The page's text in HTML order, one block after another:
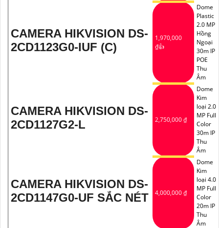
CAMERA HIKVISION DS-
2CD1123G0-IUF (C)
1,970,000
₫👍
Dome
Plastic
2.0 MP
Hồng
Ngoại
30m IP
POE
Thu
Âm
CAMERA HIKVISION DS-
2CD1127G2-L
2,750,000 ₫
Dome
Kim
loại 2.0
MP Full
Color
30m IP
Thu
Âm
CAMERA HIKVISION DS-
2CD1147G0-UF SẮC NÉT
4,000,000 ₫
Dome
Kim
loại 4.0
MP Full
Color
20m IP
Thu
Âm